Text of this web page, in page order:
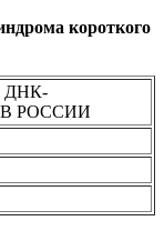
короткого
РОССИИ